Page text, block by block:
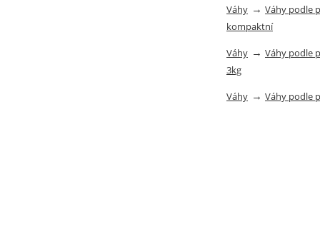
Váhy → Váhy podle
kompaktní
Váhy → Váhy podle
3kg
Váhy → Váhy podle